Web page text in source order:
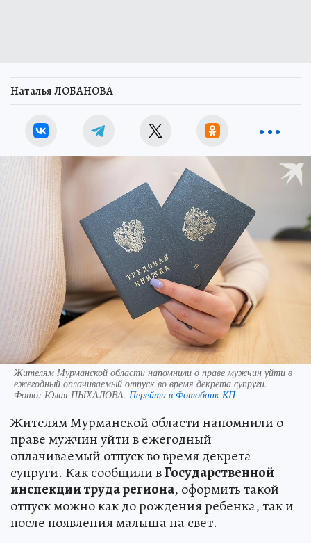
Наталья ЛОБАНОВА
Жителям Мурманской области напомнили о праве мужчин уйти в
ежегодный оплачиваемый отпуск во время декрета супруги.
Фото: Юлия ПЫХАЛОВА. Перейти в Фотобанк КП
Жителям Мурманской области напомнили о
праве мужчин уйти в ежегодный
оплачиваемый отпуск во время декрета
супруги. Как сообщили вГосударственной
инспекции труда региона, оформить такой
отпуск можно как до рождения ребенка, так и
после появления малыша на свет.